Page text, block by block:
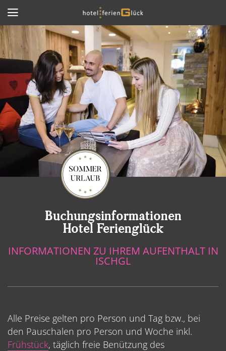
Buchungsinformationen
Hotel Ferienglück
INFORMATIONEN ZU IHREM AUFENTHALT IN
ISCHGL
Alle Preise gelten pro Person und Tag bzw., bei
den Pauschalen pro Person und Woche inkl.
Frühstück, täglich freie Benützung des